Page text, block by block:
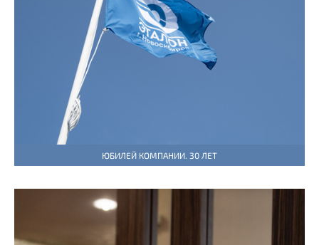
ЮБИЛЕЙ КОМПАНИИ. 30 ЛЕТ